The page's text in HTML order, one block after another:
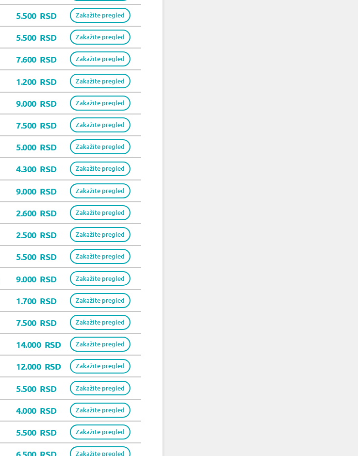
5.500 RSD Zakažite pregled
5.500 RSD Zakažite pregled
7.600 RSD Zakažite pregled
1.200 RSD Zakažite pregled
9.000 RSD Zakažite pregled
7.500 RSD Zakažite pregled
5.000 RSD Zakažite pregled
4.300 RSD Zakažite pregled
9.000 RSD Zakažite pregled
2.600 RSD Zakažite pregled
2.500 RSD Zakažite pregled
5.500 RSD Zakažite pregled
9.000 RSD Zakažite pregled
1.700 RSD Zakažite pregled
7.500 RSD Zakažite pregled
14.000 RSD Zakažite pregled
12.000 RSD Zakažite pregled
5.500 RSD Zakažite pregled
4.000 RSD Zakažite pregled
5.500 RSD Zakažite pregled
Zakažite pregled